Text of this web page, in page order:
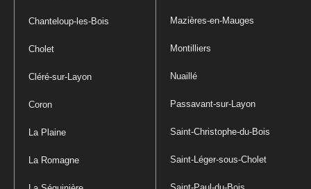
Chanteloup-les-Bois
Cholet
Cléré-sur-Layon
Coron
La Plaine
La Romagne
Mazières-en-Mauges
Montilliers
Nuaillé
Passavant-sur-Layon
Saint-Christophe-du-Bois
Saint-Léger-sous-Cholet